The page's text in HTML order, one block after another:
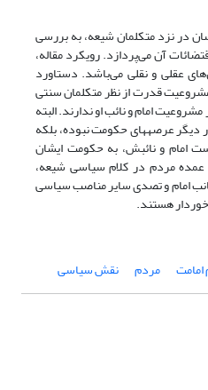
در نزد متکلمان شیعه، به بررسی
آن می‌پردازد. رویکرد مقاله،
عقلی و نقلی می‌باشد. دستاورد
قدرت از نظر متکلمان سنتی
امام و نائب او ندارند. البته
دیگر عرصه­های حکومت نبوده، بلکه
امام و نائبش، به حکومت ایشان
مردم در کلام سیاسی شیعه،
امام و تصدی سایر مناصب سیاسی
هستند.
امامت مردم نقش سیاسی